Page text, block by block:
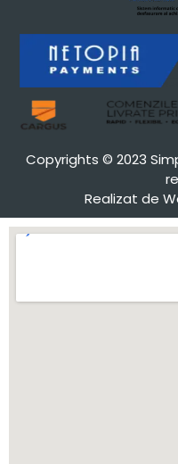
Copyrights © 2023
Realizat de